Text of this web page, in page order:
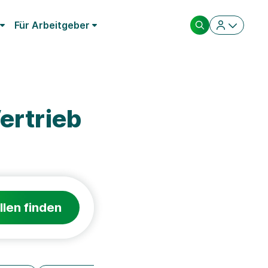
Für Arbeitgeber
finden